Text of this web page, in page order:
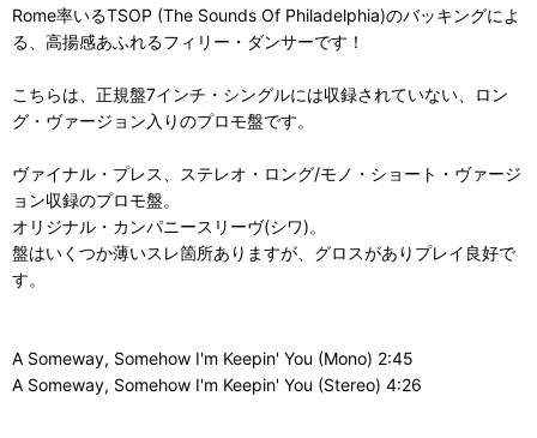
Rome率いるTSOP (The Sounds Of Philadelphia)のバッキングによ
る、高揚感あふれるフィリー・ダンサーです！
こちらは、正規盤7インチ・シングルには収録されていない、ロン
グ・ヴァージョン入りのプロモ盤です。
ヴァイナル・プレス、ステレオ・ロング/モノ・ショート・ヴァージ
ョン収録のプロモ盤。
オリジナル・カンパニースリーヴ(シワ)。
盤はいくつか薄いスレ箇所ありますが、グロスがありプレイ良好で
す。
A Someway, Somehow I'm Keepin' You (Mono) 2:45
A Someway, Somehow I'm Keepin' You (Stereo) 4:26